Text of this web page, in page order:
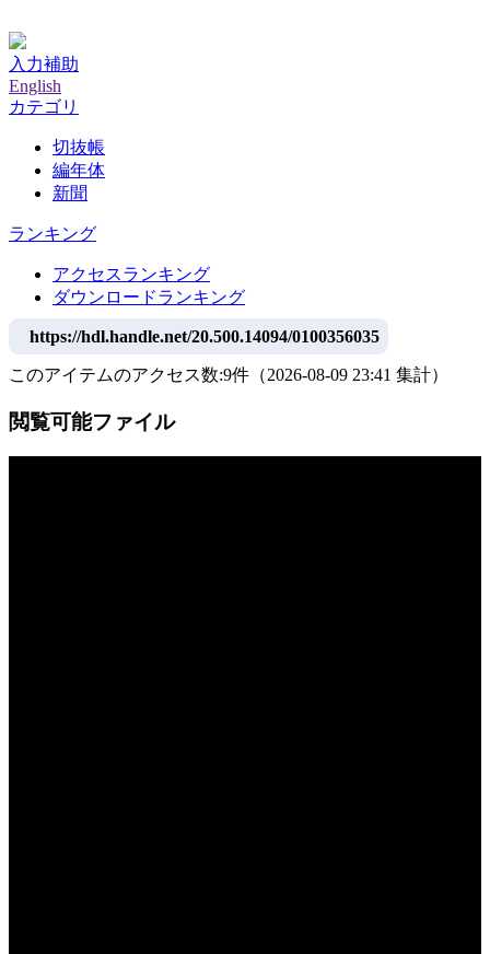
入力補助
English
カテゴリ
切抜帳
編年体
新聞
ランキング
アクセスランキング
ダウンロードランキング
https://hdl.handle.net/20.500.14094/0100356035
このアイテムのアクセス数:9件 （2026-08-09 23:41 集計）
閲覧可能ファイル